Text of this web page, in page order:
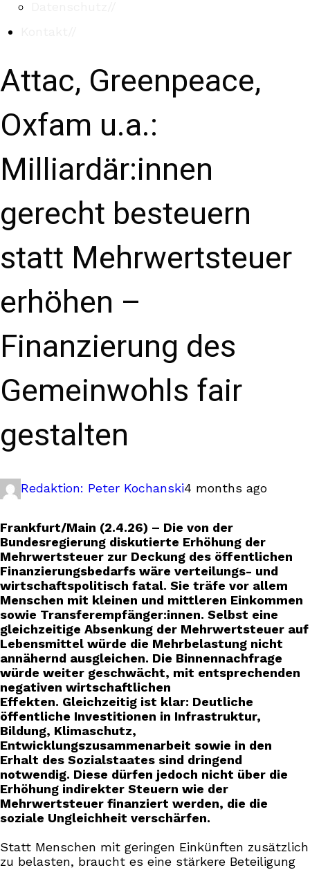
Attac, Greenpeace,
Oxfam u.a.:
Milliardär:innen
gerecht besteuern
statt Mehrwertsteuer
erhöhen –
Finanzierung des
Gemeinwohls fair
gestalten
Redaktion: Peter Kochanski4 months ago
Frankfurt/Main (2.4.26) – Die von der
Bundesregierung diskutierte Erhöhung der
Mehrwertsteuer zur Deckung des öffentlichen
Finanzierungsbedarfs wäre verteilungs- und
wirtschaftspolitisch fatal. Sie träfe vor allem
Menschen mit kleinen und mittleren Einkommen
sowie Transferempfänger:innen. Selbst eine
gleichzeitige Absenkung der Mehrwertsteuer auf
Lebensmittel würde die Mehrbelastung nicht
annähernd ausgleichen. Die Binnennachfrage
würde weiter geschwächt, mit entsprechenden
negativen wirtschaftlichen
Effekten. Gleichzeitig ist klar: Deutliche
öffentliche Investitionen in Infrastruktur,
Bildung, Klimaschutz,
Entwicklungszusammenarbeit sowie in den
Erhalt des Sozialstaates sind dringend
notwendig. Diese dürfen jedoch nicht über die
Erhöhung indirekter Steuern wie der
Mehrwertsteuer finanziert werden, die die
soziale Ungleichheit verschärfen.
Statt Menschen mit geringen Einkünften zusätzlich
zu belasten, braucht es eine stärkere Beteiligung